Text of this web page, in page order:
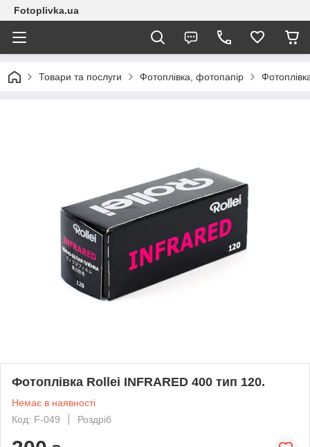
Fotoplivka.ua
Товари та послуги Фотоплівка, фотопапір
Фотоплівка Rollei INFRARED 400 тип 120.
Немає в наявності
Код: F-049
Роздріб